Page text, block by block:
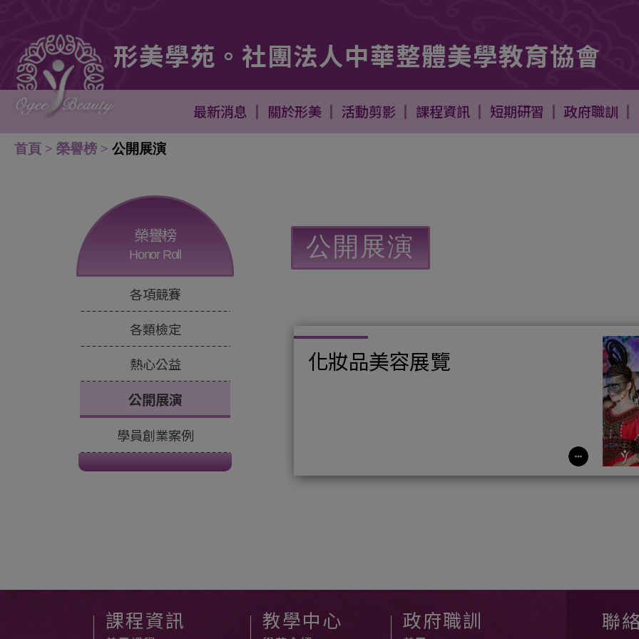
- 跑馬燈 美髮二日短期快
訓課程 - - 跑馬燈 美髮二日短期快速培訓課程 - - 跑馬燈 美髮二日短期快速培訓課程 -
形美學苑。社團法人中華整體美學教育協會
最新消息 關於形美 活動剪影 課程資訊 短期研習 政府職訓
首頁 榮譽榜 公開展演
榮譽榜
Honor Roll
各項競賽
各類檢定
熱心公益
公開展演
學員創業案例
公開展演
化妝品美容展覽
課程資訊 教學中心 政府職訓 聯